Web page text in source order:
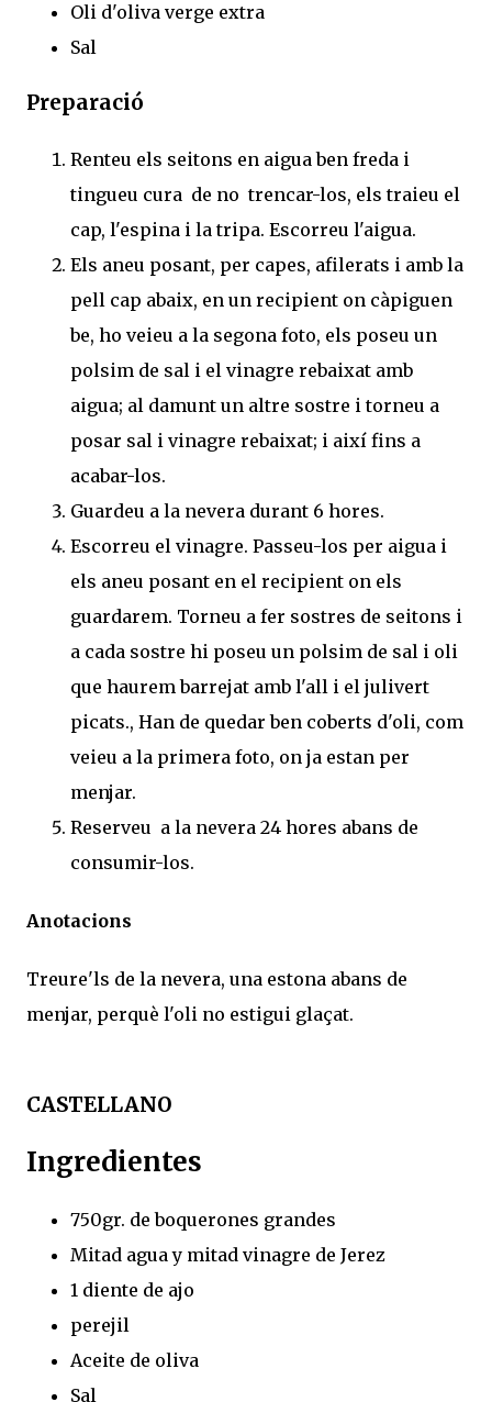
Oli d'oliva verge extra
Sal
Preparació
Renteu els seitons en aigua ben freda i
tingueu cura de no trencar-los, els traieu el
cap, l'espina i la tripa. Escorreu l'aigua.
Els aneu posant, per capes, afilerats i amb la
pell cap abaix, en un recipient on càpiguen
be, ho veieu a la segona foto, els poseu un
polsim de sal i el vinagre rebaixat amb
aigua; al damunt un altre sostre i torneu a
posar sal i vinagre rebaixat; i així fins a
acabar-los.
Guardeu a la nevera durant 6 hores.
Escorreu el vinagre. Passeu-los per aigua i
els aneu posant en el recipient on els
guardarem. Torneu a fer sostres de seitons i
a cada sostre hi poseu un polsim de sal i oli
que haurem barrejat amb l'all i el julivert
picats., Han de quedar ben coberts d'oli, com
veieu a la primera foto, on ja estan per
menjar.
Reserveu a la nevera 24 hores abans de
consumir-los.
Anotacions
Treure'ls de la nevera, una estona abans de
menjar, perquè l'oli no estigui glaçat.
CASTELLANO
Ingredientes
750gr. de boquerones grandes
Mitad agua y mitad vinagre de Jerez
1 diente de ajo
perejil
Aceite de oliva
Sal